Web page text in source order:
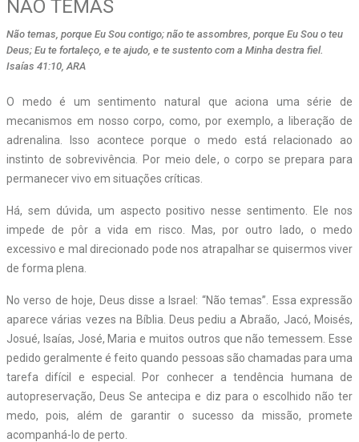
NÃO TEMAS
Não temas, porque Eu Sou contigo; não te assombres, porque Eu Sou o teu
Deus; Eu te fortaleço, e te ajudo, e te sustento com a Minha destra fiel.
Isaías 41:10, ARA
O medo é um sentimento natural que aciona uma série de
mecanismos em nosso corpo, como, por exemplo, a liberação de
adrenalina. Isso acontece porque o medo está relacionado ao
instinto de sobrevivência. Por meio dele, o corpo se prepara para
permanecer vivo em situações críticas.
Há, sem dúvida, um aspecto positivo nesse sentimento. Ele nos
impede de pôr a vida em risco. Mas, por outro lado, o medo
excessivo e mal direcionado pode nos atrapalhar se quisermos viver
de forma plena.
No verso de hoje, Deus disse a Israel: “Não temas”. Essa expressão
aparece várias vezes na Bíblia. Deus pediu a Abraão, Jacó, Moisés,
Josué, Isaías, José, Maria e muitos outros que não temessem. Esse
pedido geralmente é feito quando pessoas são chamadas para uma
tarefa difícil e especial. Por conhecer a tendência humana de
autopreservação, Deus Se antecipa e diz para o escolhido não ter
medo, pois, além de garantir o sucesso da missão, promete
acompanhá-lo de perto.